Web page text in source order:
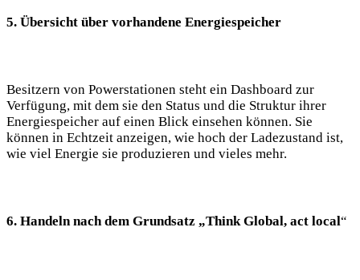
5. Übersicht über vorhandene Energiespeicher
Besitzern von Powerstationen steht ein Dashboard zur
Verfügung, mit dem sie den Status und die Struktur ihrer
Energiespeicher auf einen Blick einsehen können. Sie
können in Echtzeit anzeigen, wie hoch der Ladezustand ist,
wie viel Energie sie produzieren und vieles mehr.
6. Handeln nach dem Grundsatz „Think Global, act local“